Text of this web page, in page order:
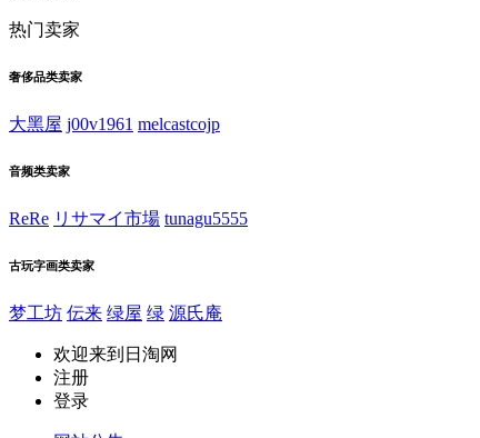
热门卖家
奢侈品类卖家
大黑屋 j00v1961 melcastcojp
音频类卖家
ReRe リサマイ市場 tunagu5555
古玩字画类卖家
梦工坊 伝来 绿屋 绿 源氏庵
欢迎来到日淘网
注册
登录